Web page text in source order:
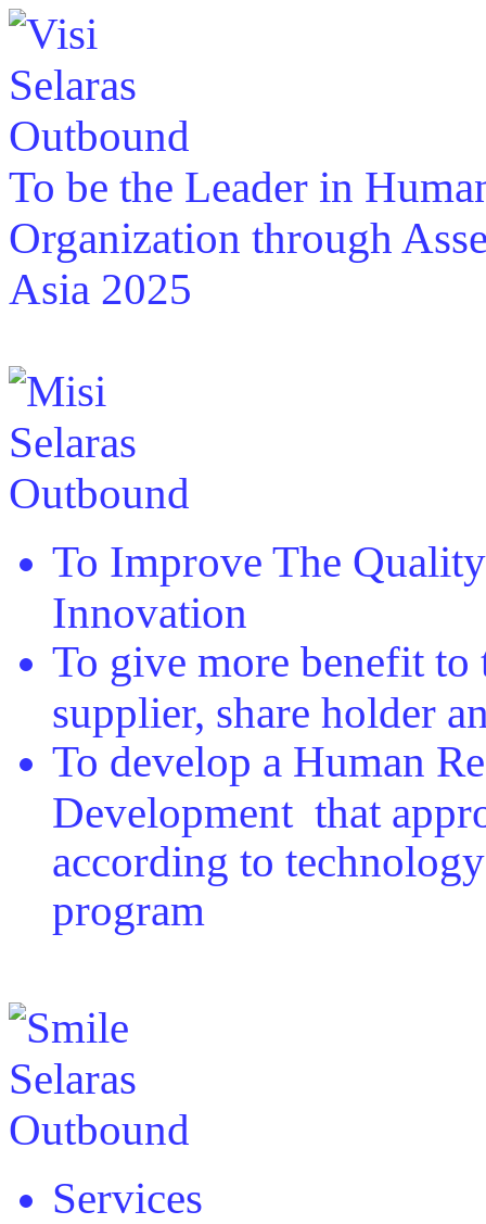
To be the Leader in
Organization through
Asia 2025
To Improve The
Innovation
To give more benefit to
supplier, share holder
To develop a Human
Development that
according to
program
Services